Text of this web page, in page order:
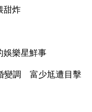
甜炸
樂星鮮事
變調 富少尪遭目擊